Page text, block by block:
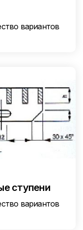
вариантов
ступени
вариантов